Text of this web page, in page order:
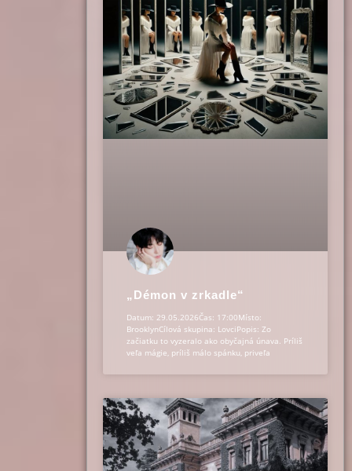
„Démon v zrkadle“
Datum: 29.05.2026Čas: 17:00Místo:
BrooklynCílová skupina: LovciPopis: Zo
začiatku to vyzeralo ako obyčajná únava. Príliš
veľa mágie, príliš málo spánku, priveľa